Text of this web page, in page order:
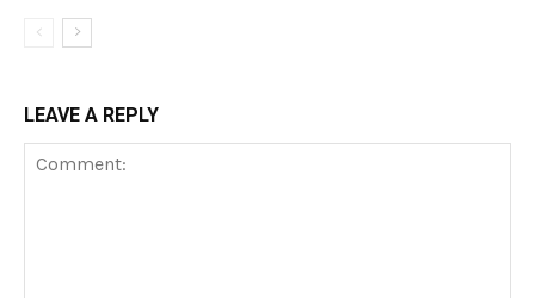
LEAVE A REPLY